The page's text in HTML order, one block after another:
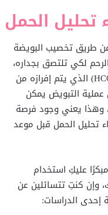
تحليل الحمل
طريق تخصيب البويضة
لكي تلتصق بجداره،
فيبدأ الجسم في إفراز هرمون الحمل (HCG) الذي يتم إفرازه من
عملية التبويض يمكن
يعني وجود فرصة
تحليل الحمل قبل موعد
عليكِ استخدام
وإن كنتِ تتسائلين عن
إحدى الدراسات: